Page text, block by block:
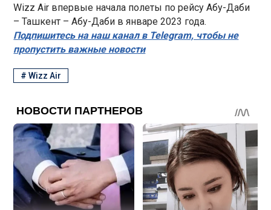
Wizz Air впервые начала полеты по рейсу Абу-Даби
– Ташкент – Абу-Даби в январе 2023 года.
Подпишитесь на наш канал в Telegram, чтобы не
пропустить важные новости
#Wizz Air